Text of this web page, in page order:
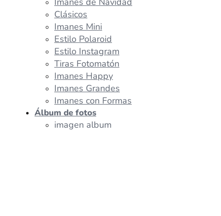
Clásicos
Imanes Mini
Estilo Polaroid
Estilo Instagram
Tiras Fotomatón
Imanes Happy
Imanes Grandes
Imanes con Formas
Álbum de fotos
imagen album